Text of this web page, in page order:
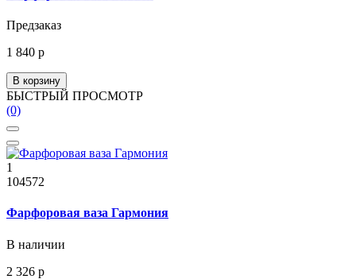
Предзаказ
1 840 р
В корзину
БЫСТРЫЙ ПРОСМОТР
(0)
1
104572
Фарфоровая ваза Гармония
В наличии
2 326 р